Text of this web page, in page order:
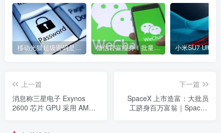
移动光猫超级密码是多少？移动光猫超级管理员后台账号与密码 微信官宣瘦身！批量清理原图新功能来了 安卓、iOS均可使用
上一篇
消息称三星电子 Exynos
2600 芯片 GPU 采用 AMD
下一篇
SpaceX 上市造富：大批员
工跻身百万富翁｜SpaceX